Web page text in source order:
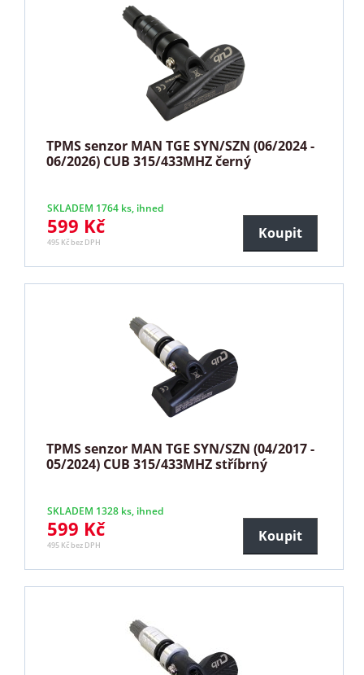
TPMS senzor MAN TGE SYN/SZN (06/2024 -
06/2026) CUB 315/433MHZ černý
SKLADEM 1764 ks, ihned
599 Kč
495 Kč bez DPH
Koupit
TPMS senzor MAN TGE SYN/SZN (04/2017 -
05/2024) CUB 315/433MHZ stříbrný
SKLADEM 1328 ks, ihned
599 Kč
495 Kč bez DPH
Koupit